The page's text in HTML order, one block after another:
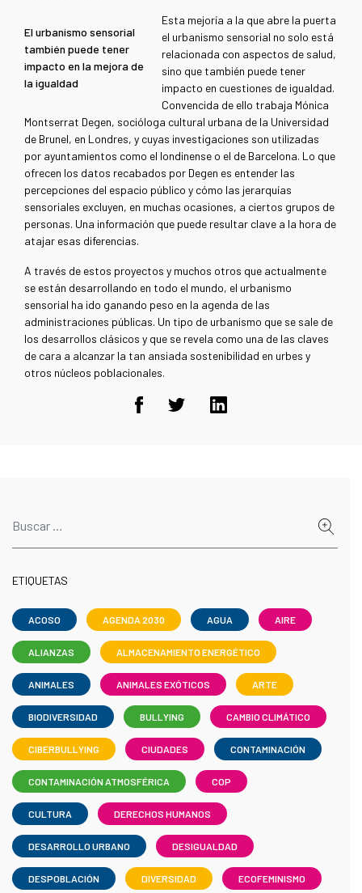
El urbanismo sensorial
también puede tener
impacto en la mejora de
la igualdad
Esta mejoría a la que abre la puerta
el urbanismo sensorial no solo está
relacionada con aspectos de salud,
sino que también puede tener
impacto en cuestiones de igualdad.
Convencida de ello trabaja Mónica
Montserrat Degen, socióloga cultural urbana de la Universidad
de Brunel, en Londres, y cuyas investigaciones son utilizadas
por ayuntamientos como el londinense o el de Barcelona. Lo que
ofrecen los datos recabados por Degen es entender las
percepciones del espacio público y cómo las jerarquías
sensoriales excluyen, en muchas ocasiones, a ciertos grupos de
personas. Una información que puede resultar clave a la hora de
atajar esas diferencias.
A través de estos proyectos y muchos otros que actualmente
se están desarrollando en todo el mundo, el urbanismo
sensorial ha ido ganando peso en la agenda de las
administraciones públicas. Un tipo de urbanismo que se sale de
los desarrollos clásicos y que se revela como una de las claves
de cara a alcanzar la tan ansiada sostenibilidad en urbes y
otros núcleos poblacionales.
ETIQUETAS
ACOSO AGENDA 2030 AGUA AIRE
ALIANZAS ALMACENAMIENTO ENERGÉTICO
ANIMALES ANIMALES EXÓTICOS ARTE
BIODIVERSIDAD BULLYING CAMBIO CLIMÁTICO
CIBERBULLYING CIUDADES CONTAMINACIÓN
CONTAMINACIÓN ATMOSFÉRICA COP
CULTURA DERECHOS HUMANOS
DESARROLLO URBANO DESIGUALDAD
DESPOBLACIÓN DIVERSIDAD ECOFEMINISMO